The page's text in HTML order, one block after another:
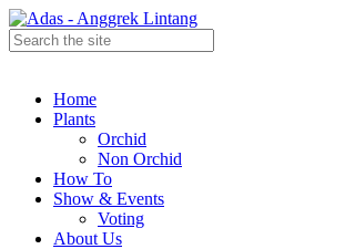
Home
Plants
Orchid
Non Orchid
How To
Show & Events
Voting
About Us